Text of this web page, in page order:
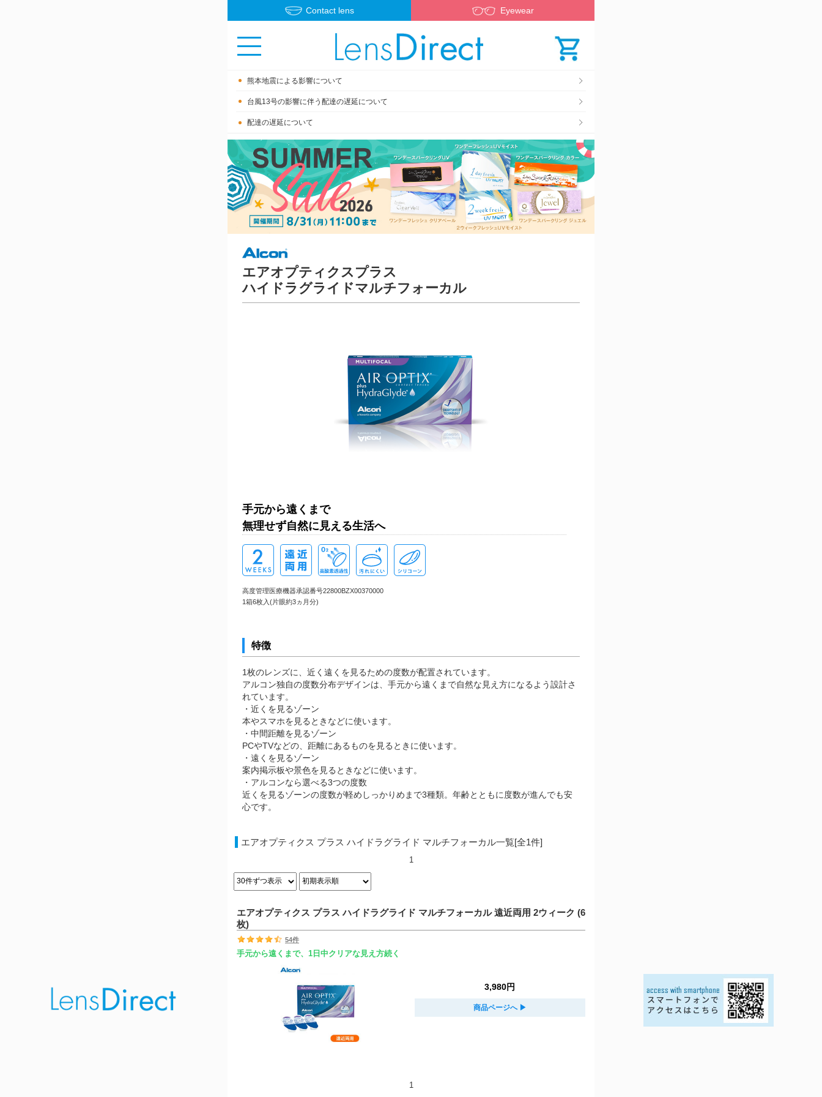
Contact lens Eyewear
熊本地震による影響について
台風13号の影響に伴う配達の遅延について
配達の遅延について
エアオプティクスプラス
ハイドラグライドマルチフォーカル
手元から遠くまで
無理せず自然に見える生活へ
高度管理医療機器承認番号22800BZX00370000
1箱6枚入(片眼約3ヵ月分)
特徴
1枚のレンズに、近く遠くを見るための度数が配置されています。
アルコン独自の度数分布デザインは、手元から遠くまで自然な見え方になるよう設計さ
れています。
・近くを見るゾーン
本やスマホを見るときなどに使います。
・中間距離を見るゾーン
PCやTVなどの、距離にあるものを見るときに使います。
・遠くを見るゾーン
案内掲示板や景色を見るときなどに使います。
・アルコンなら選べる3つの度数
近くを見るゾーンの度数が軽めしっかりめまで3種類。年齢とともに度数が進んでも安
心です。
エアオプティクス プラス ハイドラグライド マルチフォーカル一覧[全1件]
1
エアオプティクス プラス ハイドラグライド マルチフォーカル 遠近両用 2ウィーク (6
枚)
54件
手元から遠くまで、1日中クリアな見え方続く
3,980円
商品ページへ ▶︎
1